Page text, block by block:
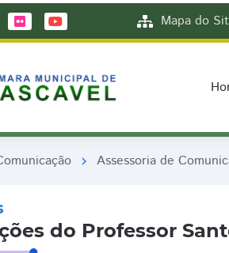
Mapa do
chevron_right Assessoria de
do Professor